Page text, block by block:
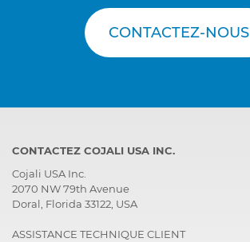
CONTACTEZ-NOUS
CONTACTEZ COJALI USA INC.
Cojali USA Inc.
2070 NW 79th Avenue
Doral, Florida 33122, USA
ASSISTANCE TECHNIQUE CLIENT